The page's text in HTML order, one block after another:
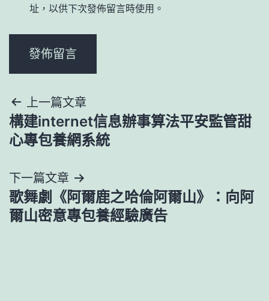
址，以供下次發佈留言時使用。
文
章
覽
上一篇文章
構建internet信息辦事算法平安監管甜
心專包養網系統
下一篇文章
歌舞劇《阿爾鹿之哈倫阿爾山》：向阿
爾山密意專包養經驗廣告